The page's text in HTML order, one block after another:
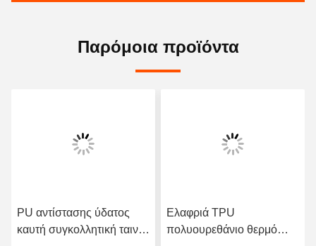
Παρόμοια προϊόντα
PU αντίστασης ύδατος
καυτή συγκολλητική ταινία
Ελαφριά TPU
πολυουρεθάνιο θερμό